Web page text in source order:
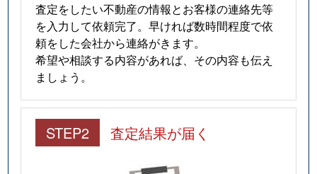
査定をしたい不動産の情報とお客様の連絡先等
を入力して依頼完了。早ければ数時間程度で依
頼をした会社から連絡がきます。
希望や相談する内容があれば、その内容も伝え
ましょう。
STEP2 査定結果が届く